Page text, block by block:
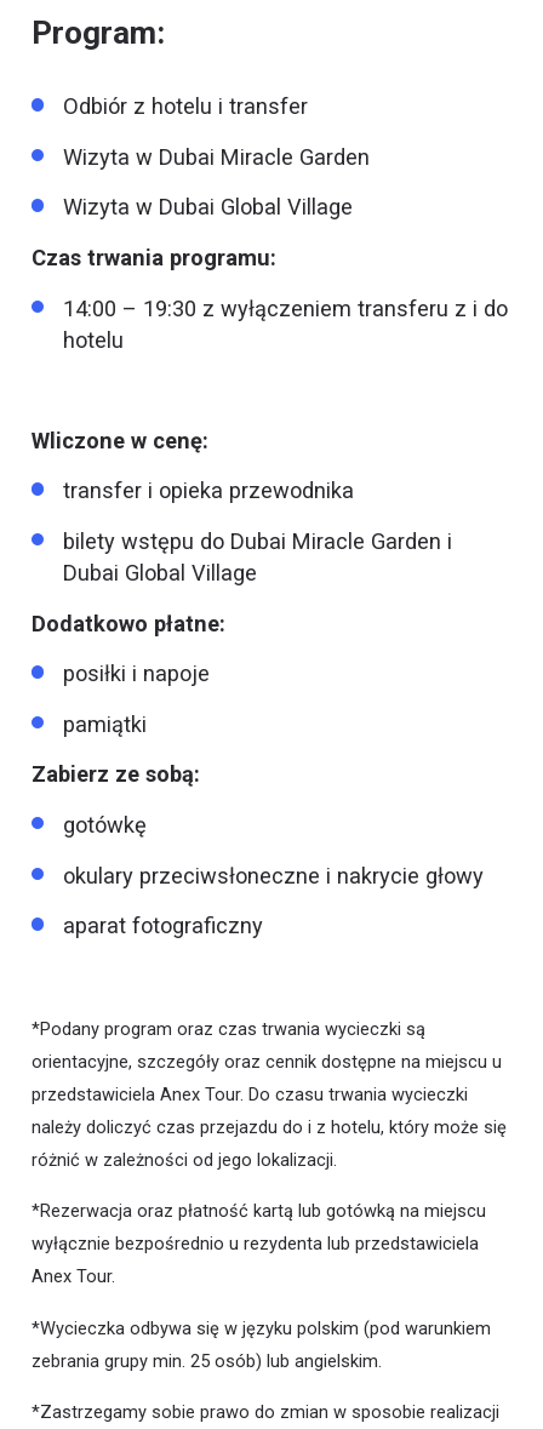
Program:
Odbiór z hotelu i transfer
Wizyta w Dubai Miracle Garden
Wizyta w Dubai Global Village
Czas trwania programu:
14:00 – 19:30 z wyłączeniem transferu z i do
hotelu
Wliczone w cenę:
transfer i opieka przewodnika
bilety wstępu do Dubai Miracle Garden i
Dubai Global Village
Dodatkowo płatne:
posiłki i napoje
pamiątki
Zabierz ze sobą:
gotówkę
okulary przeciwsłoneczne i nakrycie głowy
aparat fotograficzny
*Podany program oraz czas trwania wycieczki są
orientacyjne, szczegóły oraz cennik dostępne na miejscu u
przedstawiciela Anex Tour. Do czasu trwania wycieczki
należy doliczyć czas przejazdu do i z hotelu, który może się
różnić w zależności od jego lokalizacji.
*Rezerwacja oraz płatność kartą lub gotówką na miejscu
wyłącznie bezpośrednio u rezydenta lub przedstawiciela
Anex Tour.
*Wycieczka odbywa się w języku polskim (pod warunkiem
zebrania grupy min. 25 osób) lub angielskim.
*Zastrzegamy sobie prawo do zmian w sposobie realizacji